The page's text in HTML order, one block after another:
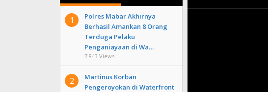
1
Polres Mabar Akhirnya
Berhasil Amankan 8 Orang
Terduga Pelaku
Penganiayaan di Wa…
7.843 Views
2
Martinus Korban
Pengeroyokan di Waterfront